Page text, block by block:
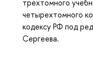
трехтомного
четырехтомного
кодексу РФ под
Сергеева.